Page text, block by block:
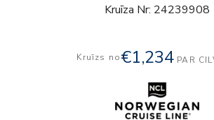
Kruīza Nr: 24239908
Kruīzs no€1,234 PAR